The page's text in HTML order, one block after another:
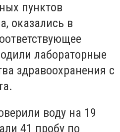
пунктов
оказались в
лабораторные
здравоохранения с
воду на 19
41 пробу по